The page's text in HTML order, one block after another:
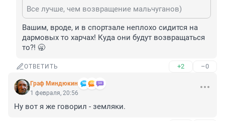
Все лучше, чем возвращение мальчуганов)
Вашим, вроде, и в спортзале неплохо сидится на
дармовых то харчах! Куда они будут возвращаться
то?! 🥱
ОТВЕТИТЬ +2 –0
Граф Миндюкин
1 февраля, 20:56
Ну вот я же говорил - земляки.